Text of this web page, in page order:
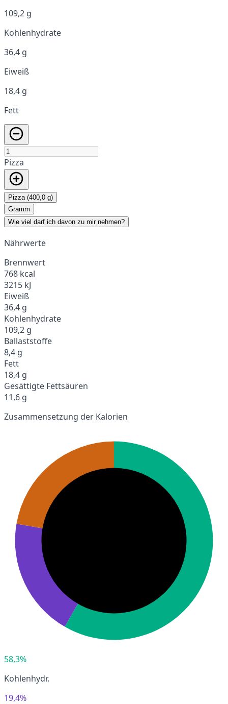
109,2 g
Kohlenhydrate
36,4 g
Eiweiß
18,4 g
Fett
Pizza
Pizza (400,0 g)
Gramm
Wie viel darf ich davon zu mir nehmen?
Nährwerte
Brennwert
768 kcal
3215 kJ
Eiweiß
36,4 g
Kohlenhydrate
109,2 g
Ballaststoffe
8,4 g
Fett
18,4 g
Gesättigte Fettsäuren
11,6 g
Zusammensetzung der Kalorien
58,3%
Kohlenhydr.
19,4%